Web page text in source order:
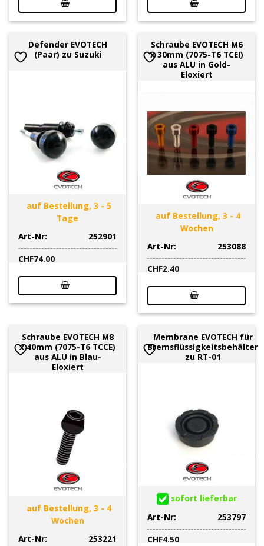
Defender EVOTECH
(Paar) zu Suzuki
auf Bestellung, 3 - 5
Tage
Art-Nr:
252901
CHF74.00
Schraube EVOTECH M6
x 30mm (7075-T6 TCEI)
aus ALU in Gold-
Eloxiert
auf Bestellung, 3 - 4
Wochen
Art-Nr:
253088
CHF2.40
Schraube EVOTECH M8
x 40mm (7075-T6 TCCE)
aus ALU in Blau-
Eloxiert
auf Bestellung, 3 - 4
Wochen
Art-Nr:
253221
Membrane EVOTECH für
Bremsflüssigkeitsbehälter
zu RT-01
sofort lieferbar
Art-Nr:
253797
CHF4.50